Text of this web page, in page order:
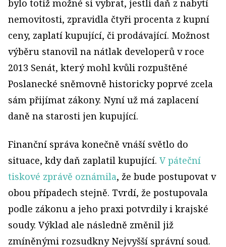
bylo totiž možné si vybrat, jestli daň z nabytí
nemovitosti, zpravidla čtyři procenta z kupní
ceny, zaplatí kupující, či prodávající. Možnost
výběru stanovil na nátlak developerů v roce
2013 Senát, který mohl kvůli rozpuštěné
Poslanecké sněmovně historicky poprvé zcela
sám přijímat zákony. Nyní už má zaplacení
daně na starosti jen kupující.
Finanční správa konečně vnáší světlo do
situace, kdy daň zaplatil kupující. V páteční
tiskové zprávě oznámila, že bude postupovat v
obou případech stejně. Tvrdí, že postupovala
podle zákonu a jeho praxi potvrdily i krajské
soudy. Výklad ale následně změnil již
zmíněnými rozsudkny Nejvyšší správní soud.